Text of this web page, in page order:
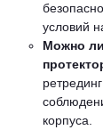
условий
Можно
корпуса.